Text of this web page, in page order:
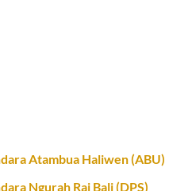
Atambua Haliwen (ABU)
Ngurah Rai Bali (DPS)